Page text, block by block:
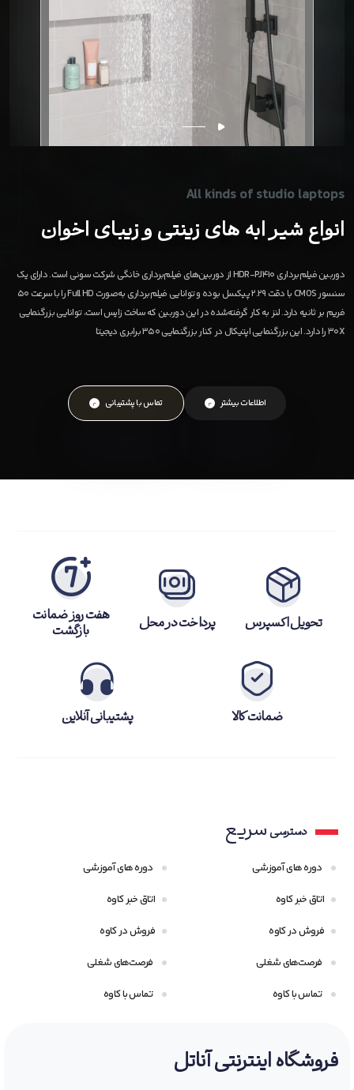
All kinds of studio laptops
انواع شیر ابه های زینتی و زیبای اخوان
دوربین فیلم‌برداری HDR-PJ410 از دوربین‌های فیلم‌برداری خانگی شرکت سونی است. دارای یک
سنسور CMOS با دقت 2.29 پیکسل بوده و توانایی فیلم‌برداری به‌صورت Full HD را با سرعت 50
فریم بر ثانیه دارد. لنز به کار گرفته‌شده در این دوربین که ساخت زایس است، توانایی بزرگنمایی
30X را دارد. این بزرگنمایی اپتیکال در کنار بزرگنمایی 350 برابری دیجیتا
اطلاعات بیشتر تماس با پشتیبانی
تحویل اکسپرس پرداخت در محل هفت روز ضمانت
بازگشت
ضمانت کالا پشتیبانی آنلاین
دسترسی سریع
دوره های آموزشی
اتاق خبر کاوه
فروش در کاوه
فرصت‌های شغلی
تماس با کاوه
دوره های آموزشی
اتاق خبر کاوه
فروش در کاوه
فرصت‌های شغلی
تماس با کاوه
فروشگاه اینترنتی آناتل